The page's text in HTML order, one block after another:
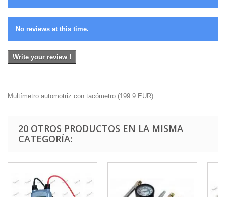
No reviews at this time.
Write your review !
Multímetro automotriz con tacómetro (199.9 EUR)
20 OTROS PRODUCTOS EN LA MISMA
CATEGORÍA: